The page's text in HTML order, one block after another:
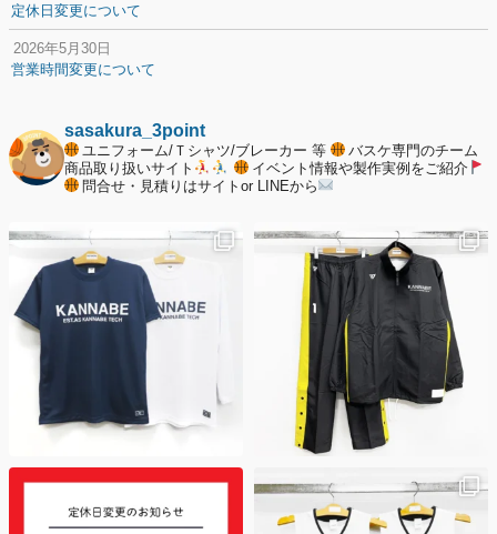
定休日変更について
2026年5月30日
営業時間変更について
納期遅延について
2025年12月11日
年末年始の休業期間について
sasakura_3point
ユニフォーム/Ｔシャツ/ブレーカー 等
バスケ専門のチーム
商品取り扱いサイト
イベント情報や製作実例をご紹介
問合せ・見積りはサイトor LINEから